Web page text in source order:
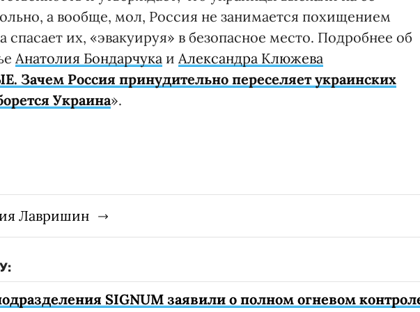
а вообще, мол, Россия не занимается похищением
спасает их, «эвакуируя» в безопасное место. Подробнее об
Анатолия Бондарчука и Александра Клюжева
Россия принудительно переселяет украинских
Украина».
Лавришин
SIGNUM заявили о полном огневом